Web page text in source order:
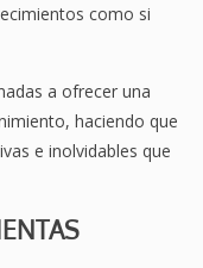
como si
a ofrecer una
haciendo que
e inolvidables que